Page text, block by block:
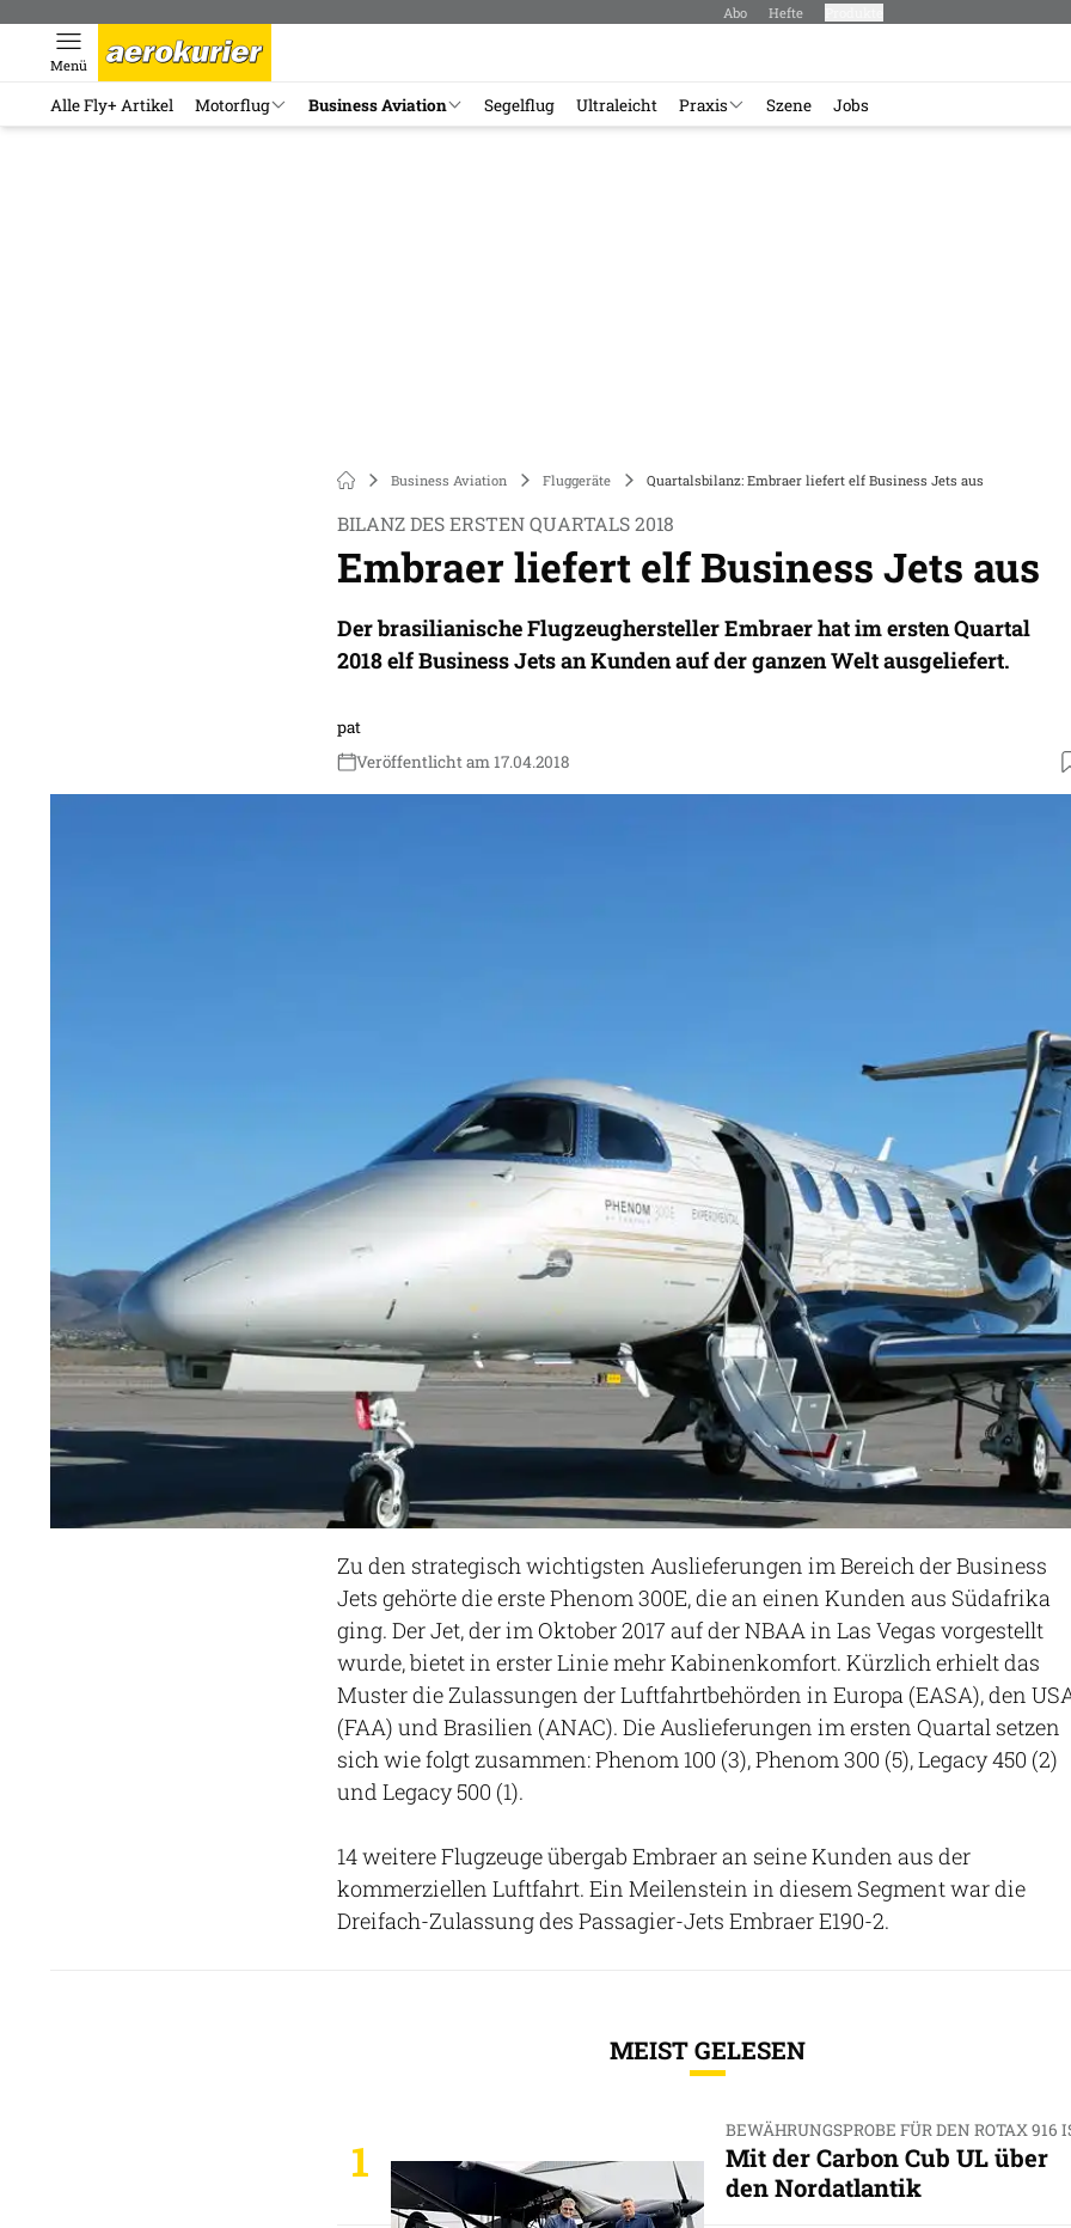
Abo Hefte
Menü
Alle Fly+ Artikel Motorflug Business Aviation Segelflug Ultraleicht Praxis Szene Jobs
Business Aviation Fluggeräte Quartalsbilanz: Embraer liefert elf Business Jets aus
BILANZ DES ERSTEN QUARTALS 2018
Embraer liefert elf Business Jets aus
Der brasilianische Flugzeughersteller Embraer hat im ersten Quartal
2018 elf Business Jets an Kunden auf der ganzen Welt ausgeliefert.
pat
Veröffentlicht am 17.04.2018
Zu den strategisch wichtigsten Auslieferungen im Bereich der Business
Jets gehörte die erste Phenom 300E, die an einen Kunden aus Südafrika
ging. Der Jet, der im Oktober 2017 auf der NBAA in Las Vegas vorgestellt
wurde, bietet in erster Linie mehr Kabinenkomfort. Kürzlich erhielt das
Muster die Zulassungen der Luftfahrtbehörden in Europa (EASA), den
(FAA) und Brasilien (ANAC). Die Auslieferungen im ersten Quartal setzen
sich wie folgt zusammen: Phenom 100 (3), Phenom 300 (5), Legacy 450 (2)
und Legacy 500 (1).
14 weitere Flugzeuge übergab Embraer an seine Kunden aus der
kommerziellen Luftfahrt. Ein Meilenstein in diesem Segment war die
Dreifach-Zulassung des Passagier-Jets Embraer E190-2.
MEIST GELESEN
1
BEWÄHRUNGSPROBE FÜR DEN ROTAX 916
Mit der Carbon Cub UL über
den Nordatlantik